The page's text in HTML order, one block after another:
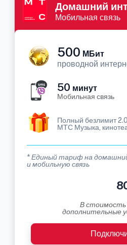
Домашний
Мобильная связь
500 МБит
проводной
50 минут
Мобильная связь
Полный безлимит 2.0
МТС Музыка,
* Единый тариф на
и мобильную связь
В
дополнительные